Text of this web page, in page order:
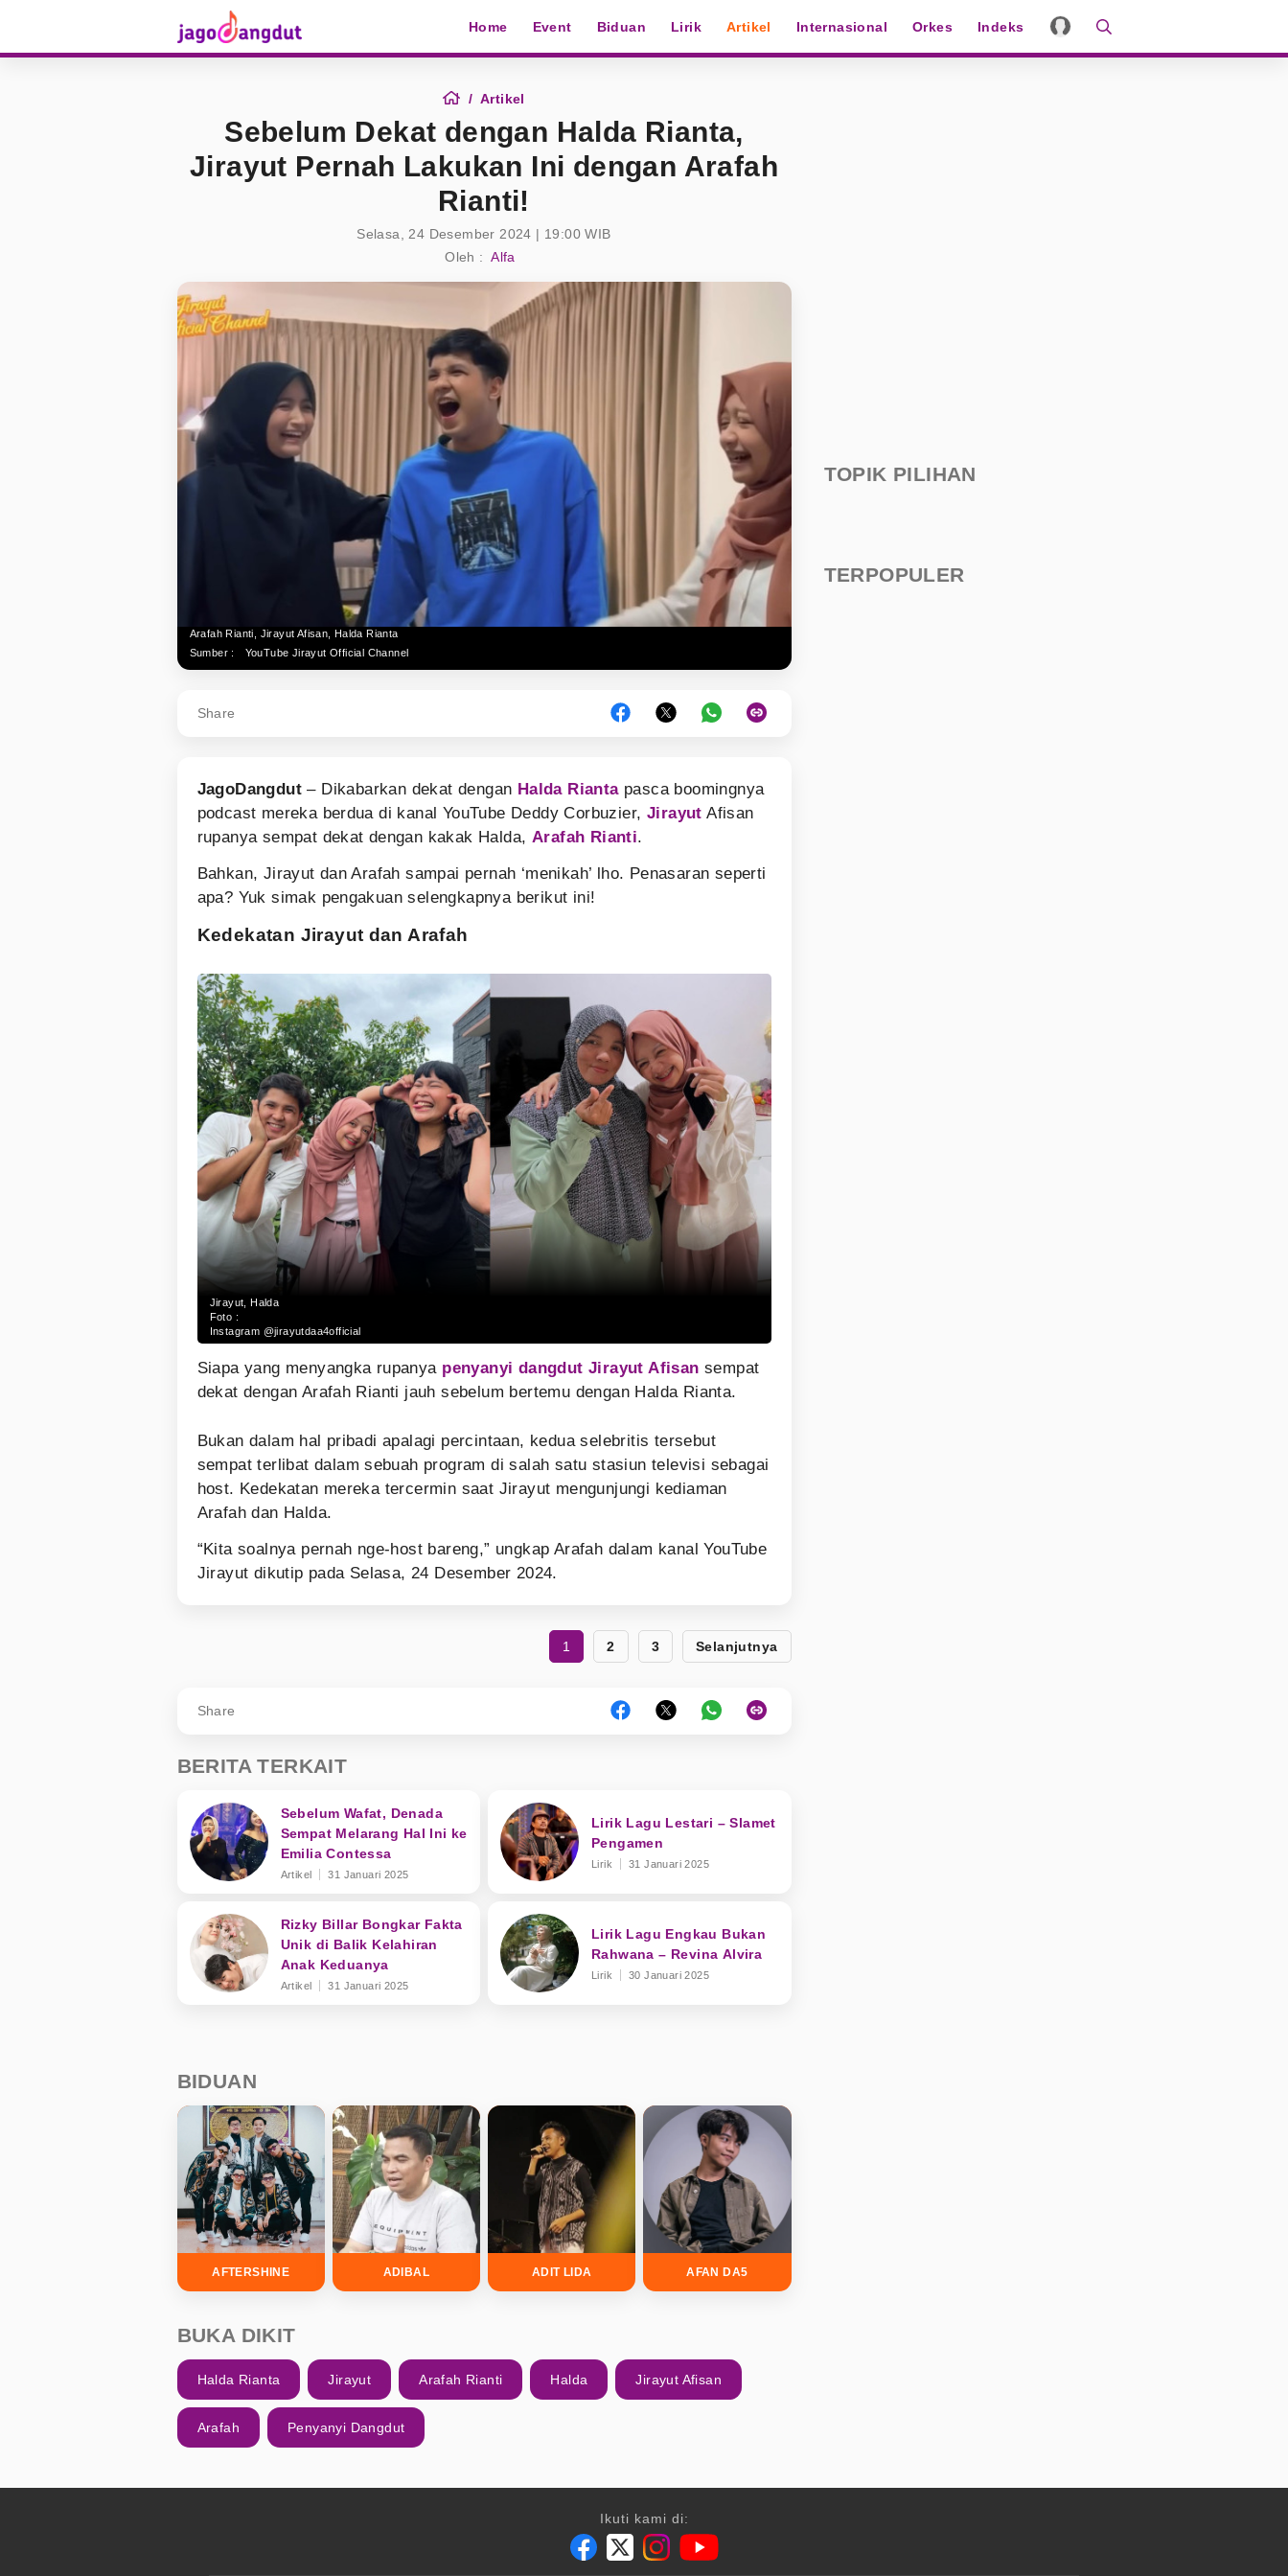
Home Event Biduan Lirik Artikel Internasional Orkes Indeks
Artikel
Sebelum Dekat dengan Halda Rianta,
Jirayut Pernah Lakukan Ini dengan Arafah
Rianti!
Selasa, 24 Desember 2024 | 19:00 WIB
Oleh : Alfa
Arafah Rianti, Jirayut Afisan, Halda Rianta
Sumber :
YouTube Jirayut Official Channel
Share
JagoDangdut– Dikabarkan dekat dengan Halda Riantapasca boomingnya
podcast mereka berdua di kanal YouTube Deddy Corbuzier, Jirayut Afisan
rupanya sempat dekat dengan kakak Halda, Arafah Rianti.
Bahkan, Jirayut dan Arafah sampai pernah ‘menikah’ lho. Penasaran seperti
apa? Yuk simak pengakuan selengkapnya berikut ini!
Kedekatan Jirayut dan Arafah
Jirayut, Halda
Foto :
Instagram @jirayutdaa4official
Siapa yang menyangka rupanya penyanyi dangdut Jirayut Afisan sempat
dekat dengan Arafah Rianti jauh sebelum bertemu dengan Halda Rianta.
Bukan dalam hal pribadi apalagi percintaan, kedua selebritis tersebut
sempat terlibat dalam sebuah program di salah satu stasiun televisi sebagai
host. Kedekatan mereka tercermin saat Jirayut mengunjungi kediaman
Arafah dan Halda.
“Kita soalnya pernah nge-host bareng,” ungkap Arafah dalam kanal YouTube
Jirayut dikutip pada Selasa, 24 Desember 2024.
1 2 3 Selanjutnya
Share
BERITA TERKAIT
Sebelum Wafat, Denada
Sempat Melarang Hal Ini ke
Emilia Contessa
Artikel 31 Januari 2025
Lirik Lagu Lestari – Slamet
Pengamen
Lirik 31 Januari 2025
Rizky Billar Bongkar Fakta
Unik di Balik Kelahiran
Anak Keduanya
Artikel 31 Januari 2025
Lirik Lagu Engkau Bukan
Rahwana – Revina Alvira
Lirik 30 Januari 2025
BIDUAN
AFTERSHINE ADIBAL ADIT LIDA AFAN DA5
BUKA DIKIT
Halda Rianta Jirayut Arafah Rianti Halda Jirayut Afisan
Arafah Penyanyi Dangdut
TOPIK PILIHAN
TERPOPULER
Ikuti kami di: